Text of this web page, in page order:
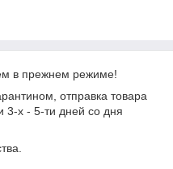
в прежнем режиме!
отправка товара
3-х - 5-ти дней со дня